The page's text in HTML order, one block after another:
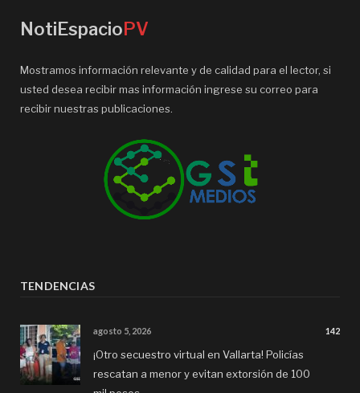
NotiEspacioPV
Mostramos información relevante y de calidad para el lector, si
usted desea recibir mas información ingrese su correo para
recibir nuestras publicaciones.
TENDENCIAS
agosto 5, 2026 142
¡Otro secuestro virtual en Vallarta! Policías
rescatan a menor y evitan extorsión de 100